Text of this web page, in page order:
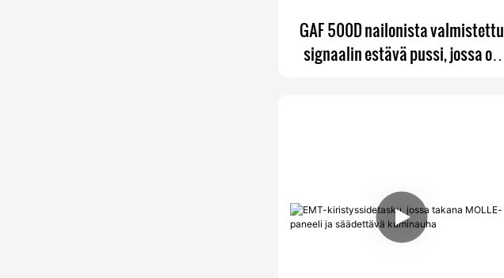
GAF 500D nailonista valmistettu
signaalin estävä pussi, jossa on